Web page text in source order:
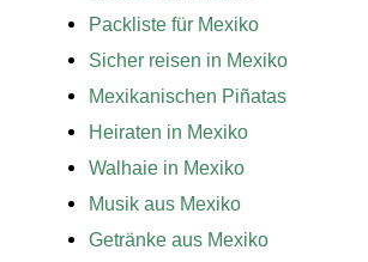
Packliste für Mexiko
Sicher reisen in Mexiko
Mexikanischen Piñatas
Heiraten in Mexiko
Walhaie in Mexiko
Musik aus Mexiko
Getränke aus Mexiko